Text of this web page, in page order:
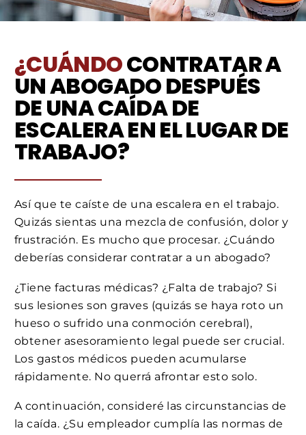
¿CUÁNDOCONTRATAR A
UN ABOGADO DESPUÉS
DE UNA CAÍDA DE
ESCALERA EN EL LUGAR DE
TRABAJO?
Así que te caíste de una escalera en el trabajo.
Quizás sientas una mezcla de confusión, dolor y
frustración. Es mucho que procesar. ¿Cuándo
deberías considerar contratar a un abogado?
¿Tiene facturas médicas? ¿Falta de trabajo? Si
sus lesiones son graves (quizás se haya roto un
hueso o sufrido una conmoción cerebral),
obtener asesoramiento legal puede ser crucial.
Los gastos médicos pueden acumularse
rápidamente. No querrá afrontar esto solo.
A continuación, consideré las circunstancias de
la caída. ¿Su empleador cumplía las normas de